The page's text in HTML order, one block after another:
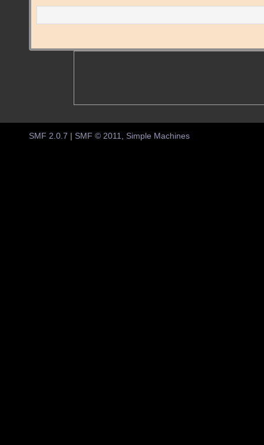
SMF 2.0.7 SMF © 2011, Simple Machines